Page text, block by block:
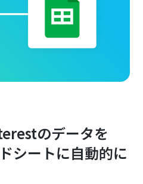
のデータを
シートに自動的に